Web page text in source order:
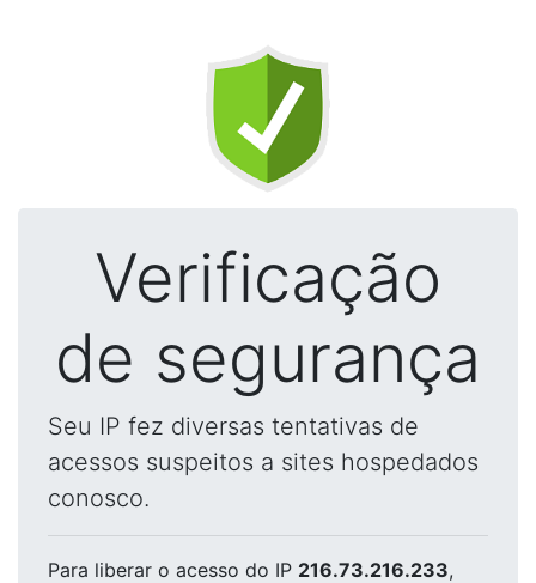
Verificação
de segurança
Seu IP fez diversas tentativas de
acessos suspeitos a sites hospedados
conosco.
Para liberar o acesso do IP 216.73.216.233,